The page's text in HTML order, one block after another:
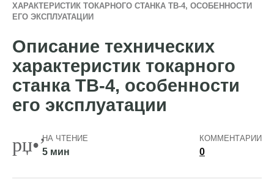
ХАРАКТЕРИСТИК ТОКАРНОГО СТАНКА ТВ-4, ОСОБЕННОСТИ
ЕГО ЭКСПЛУАТАЦИИ
Описание технических
характеристик токарного
станка ТВ-4, особенности
его эксплуатации
НА ЧТЕНИЕ
5 мин
КОММЕНТАРИИ
0